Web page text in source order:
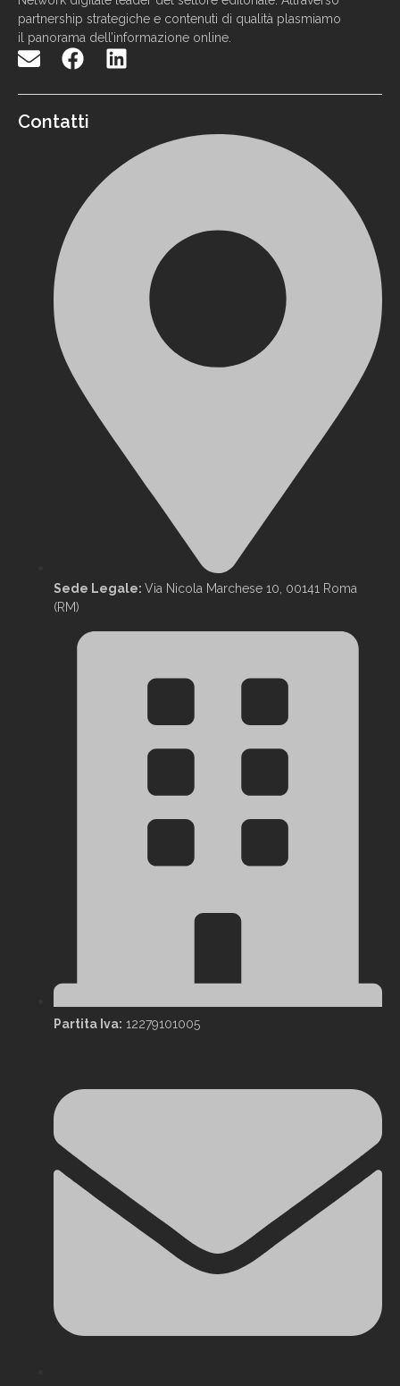
partnership strategiche e contenuti di qualità p lasmiamo
il panorama dell ’informazione online
Contatti
Sede Legale: Via Nicola Marchese 10, 00141 Roma
(RM)
Partita Iva: 12279101005